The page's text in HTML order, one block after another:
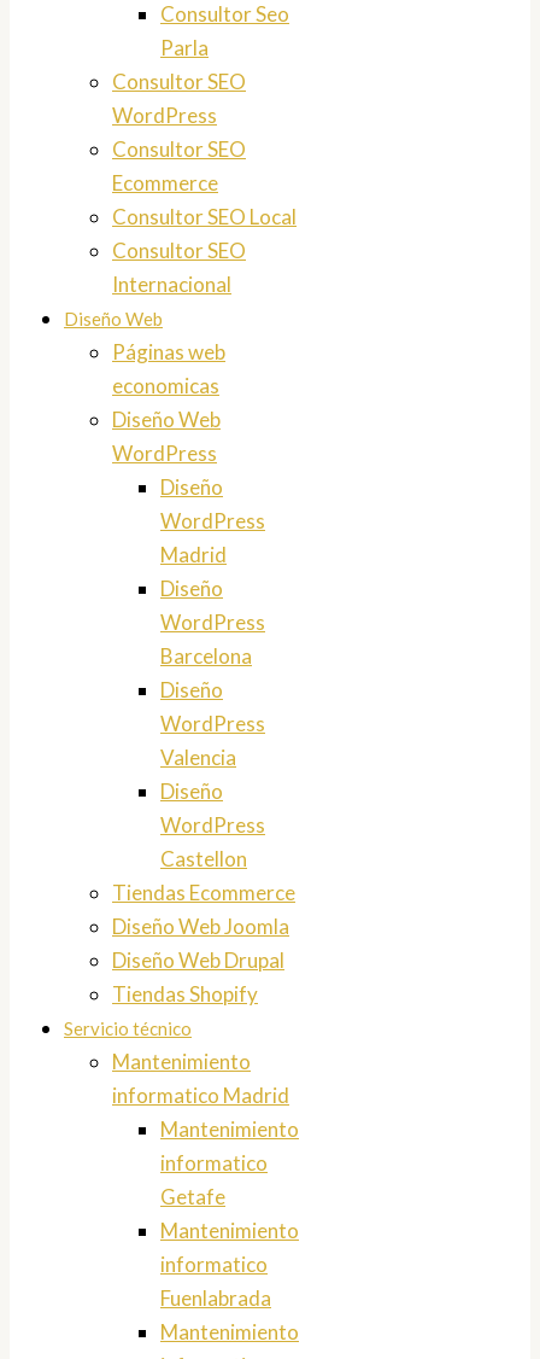
Consultor Seo
Parla
Consultor SEO
WordPress
Consultor SEO
Ecommerce
Consultor SEO Local
Consultor SEO
Internacional
Diseño Web
Páginas web
economicas
Diseño Web
WordPress
Diseño
WordPress
Madrid
Diseño
WordPress
Barcelona
Diseño
WordPress
Valencia
Diseño
WordPress
Castellon
Tiendas Ecommerce
Diseño Web Joomla
Diseño Web Drupal
Tiendas Shopify
Servicio técnico
Mantenimiento
informatico Madrid
Mantenimiento
informatico
Getafe
Mantenimiento
informatico
Fuenlabrada
Mantenimiento